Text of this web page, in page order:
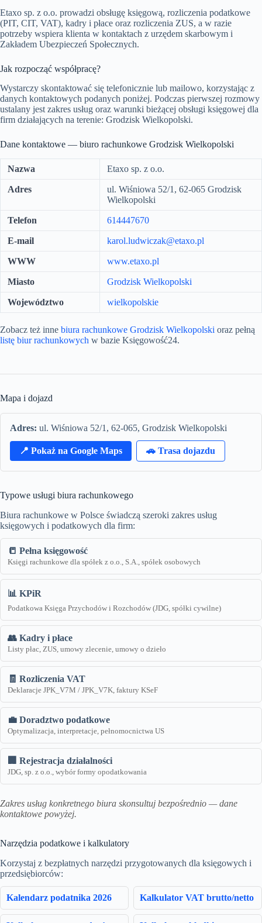
Etaxo sp. z o.o. prowadzi obsługę księgową, rozliczenia podatkowe
(PIT, CIT, VAT), kadry i płace oraz rozliczenia ZUS, a w razie
potrzeby wspiera klienta w kontaktach z urzędem skarbowym i
Zakładem Ubezpieczeń Społecznych.
Jak rozpocząć współpracę?
Wystarczy skontaktować się telefonicznie lub mailowo, korzystając z
danych kontaktowych podanych poniżej. Podczas pierwszej rozmowy
ustalany jest zakres usług oraz warunki bieżącej obsługi księgowej dla
firm działających na terenie: Grodzisk Wielkopolski.
Dane kontaktowe — biuro rachunkowe Grodzisk Wielkopolski
Nazwa Etaxo sp. z o.o.
Adres
ul. Wiśniowa 52/1, 62-065 Grodzisk
Wielkopolski
Telefon 614447670
E-mail karol.ludwiczak@etaxo.pl
WWW www.etaxo.pl
Miasto Grodzisk Wielkopolski
Województwo wielkopolskie
Zobacz też inne biura rachunkowe Grodzisk Wielkopolski oraz pełną
listę biur rachunkowych w bazie Księgowość24.
Mapa i dojazd
Adres: ul. Wiśniowa 52/1, 62-065, Grodzisk Wielkopolski
📍 Pokaż na Google Maps 🚗 Trasa dojazdu
Typowe usługi biura rachunkowego
Biura rachunkowe w Polsce świadczą szeroki zakres usług
księgowych i podatkowych dla firm:
📒 Pełna księgowość
Księgi rachunkowe dla spółek z o.o., S.A., spółek osobowych
📊 KPiR
Podatkowa Księga Przychodów i Rozchodów (JDG, spółki cywilne)
👥 Kadry i płace
Listy płac, ZUS, umowy zlecenie, umowy o dzieło
🧾 Rozliczenia VAT
Deklaracje JPK_V7M / JPK_V7K, faktury KSeF
💼 Doradztwo podatkowe
Optymalizacja, interpretacje, pełnomocnictwa US
🏢 Rejestracja działalności
JDG, sp. z o.o., wybór formy opodatkowania
Zakres usług konkretnego biura skonsultuj bezpośrednio — dane
kontaktowe powyżej.
Narzędzia podatkowe i kalkulatory
Korzystaj z bezpłatnych narzędzi przygotowanych dla księgowych i
przedsiębiorców:
Kalendarz podatnika 2026 Kalkulator VAT brutto/netto